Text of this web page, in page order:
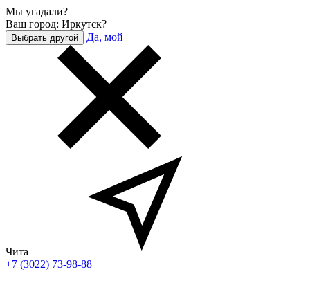
Мы угадали?
Ваш город: Иркутск?
Выбрать другой Да, мой
Чита
+7 (3022) 73-98-88